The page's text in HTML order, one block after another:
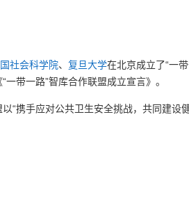
社会科学院、 复旦大学在北京成立了“一
带一路”智库合作联盟成立宣言》。
携手应对公共卫生安全挑战，共同建设